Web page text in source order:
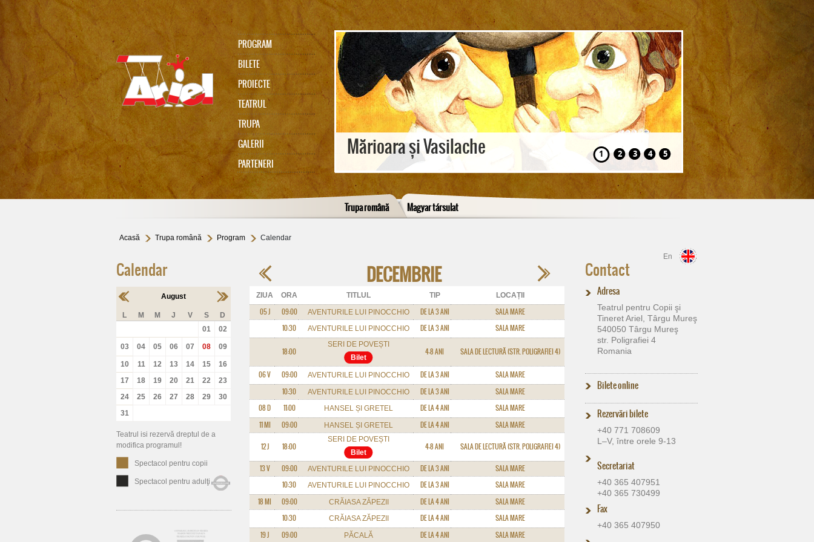
PROGRAM
BILETE
PROIECTE
TEATRUL
TRUPA
GALERII
PARTENERI
75
memoriam Gabi Cadariu
Mărioara și Vasilache Hansel și Gretel
1 2 3 4 5
Trupa română Magyar társulat
Acasă Trupa română Program Calendar
En
Calendar
August
L M M J V S
D
01
02
03 04 05 06 07 08 09
10 11 12 13 14 15
16
17
18 19 20 21 22
23
24
25 26 27 28 29
30
31
Teatrul isi rezervă dreptul de a
modifica programul!
Spectacol pentru copii
Spectacol pentru adulţi
DECEMBRIE
ZIUA ORA TITLUL TIP LOCAȚII
05 J 09:00 AVENTURILE LUI PINOCCHIO DE LA 3 ANI
SALA MARE
10:30
AVENTURILE LUI PINOCCHIO DE LA 3 ANI SALA MARE
18:00
SERI DE POVEȘTI
4-8 ANI SALA DE LECTURĂ (STR. POLIGRAFIEI 4)
06 V 09:00 AVENTURILE LUI PINOCCHIO DE LA 3 ANI
SALA MARE
10:30
AVENTURILE LUI PINOCCHIO DE LA 3 ANI
SALA MARE
08 D
11:00 HANSEL ȘI GRETEL DE LA 4 ANI
SALA MARE
11 MI
09:00 HANSEL ȘI GRETEL DE LA 4 ANI SALA MARE
12 J 18:00
SERI DE POVEȘTI
4-8 ANI SALA DE LECTURĂ (STR. POLIGRAFIEI 4)
13 V 09:00 AVENTURILE LUI PINOCCHIO DE LA 3 ANI
SALA MARE
10:30
AVENTURILE LUI PINOCCHIO DE LA 3 ANI
SALA MARE
18 MI
09:00 CRĂIASA ZĂPEZII DE LA 4 ANI
SALA MARE
10:30
CRĂIASA ZĂPEZII DE LA 4 ANI
SALA MARE
19 J
09:00 PĂCALĂ DE LA 4 ANI SALA MARE
Contact
Adresa
Teatrul pentru Copii şi
Tineret Ariel, Târgu Mureş
540050 Târgu Mureş
str. Poligrafiei 4
Romania
Bilete online
Rezervări bilete
+40 771 708609
L–V, între orele 9-13
Secretariat
+40 365 407951
+40 365 730499
Fax
+40 365 407950